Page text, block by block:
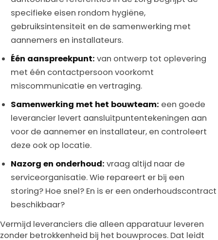
specifieke eisen rondom hygiëne,
gebruiksintensiteit en de samenwerking met
aannemers en installateurs.
Één aanspreekpunt: van ontwerp tot oplevering
met één contactpersoon voorkomt
miscommunicatie en vertraging.
Samenwerking met het bouwteam: een goede
leverancier levert aansluitpuntentekeningen aan
voor de aannemer en installateur, en controleert
deze ook op locatie.
Nazorg en onderhoud: vraag altijd naar de
serviceorganisatie. Wie repareert er bij een
storing? Hoe snel? En is er een onderhoudscontract
beschikbaar?
Vermijd leveranciers die alleen apparatuur leveren
zonder betrokkenheid bij het bouwproces. Dat leidt